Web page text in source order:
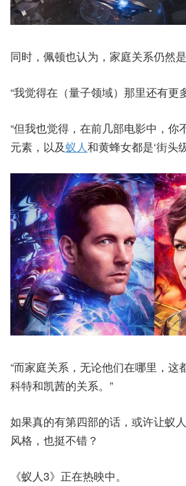
同时，佩顿也认为，家庭关系仍然
“我觉得在（量子领域）那里还有
“但我也觉得，在前几部电影中，你
元素，以及蚁人和黄蜂女都是‘街头
“而家庭关系，无论他们在哪里，这
科特和凯茜的关系。”
如果真的有第四部的话，或许让蚁
风格，也挺不错？
《蚁人3》正在热映中。